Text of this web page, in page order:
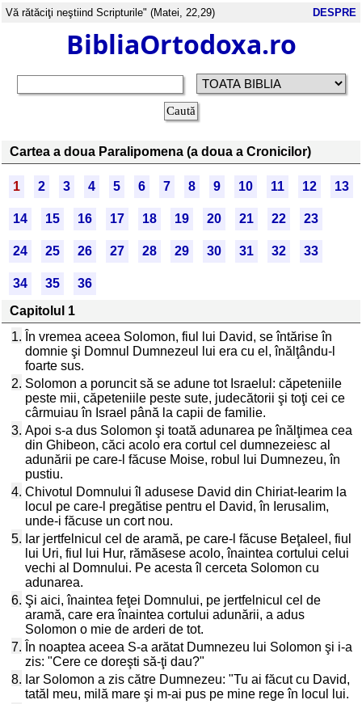
Vă rătăciţi neştiind Scripturile" (Matei, 22,29) DESPRE
BibliaOrtodoxa.ro
Cartea a doua Paralipomena (a doua a Cronicilor)
1 2 3 4 5 6 7 8 9 10 11 12 13
14 15 16 17 18 19 20 21 22 23
24 25 26 27 28 29 30 31 32 33
34 35
36
Capitolul 1
1. În vremea aceea Solomon, fiul lui David, se întărise în
domnie şi Domnul Dumnezeul lui era cu el, înălţându-l
foarte sus.
2. Solomon a poruncit să se adune tot Israelul: căpeteniile
peste mii, căpeteniile peste sute, judecătorii şi toţi cei ce
cârmuiau în Israel până la capii de familie.
3. Apoi s-a dus Solomon şi toată adunarea pe înălţimea cea
din Ghibeon, căci acolo era cortul cel dumnezeiesc al
adunării pe care-l făcuse Moise, robul lui Dumnezeu, în
pustiu.
4. Chivotul Domnului îl adusese David din Chiriat-Iearim la
locul pe care-l pregătise pentru el David, în Ierusalim,
unde-i făcuse un cort nou.
5. Iar jertfelnicul cel de aramă, pe care-l făcuse Beţaleel, fiul
lui Uri, fiul lui Hur, rămăsese acolo, înaintea cortului celui
vechi al Domnului. Pe acesta îl cerceta Solomon cu
adunarea.
6. Şi aici, înaintea feţei Domnului, pe jertfelnicul cel de
aramă, care era înaintea cortului adunării, a adus
Solomon o mie de arderi de tot.
7. În noaptea aceea S-a arătat Dumnezeu lui Solomon şi i-a
zis: "Cere ce doreşti să-ţi dau?"
8. Iar Solomon a zis către Dumnezeu: "Tu ai făcut cu David,
tatăl meu, milă mare şi m-ai pus pe mine rege în locul lui.